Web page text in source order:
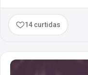
14 curtidas